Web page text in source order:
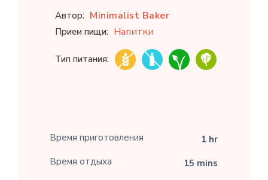
Автор: Minimalist Baker
Прием пищи: Напитки
Тип питания:
Время приготовления
1 hr
Время отдыха
15 mins